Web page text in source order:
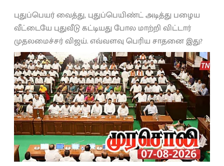
புதுப்பெயர் வைத்து, புதுப்பெயிண்ட் அடித்து பழைய
வீட்டையே புதுவீடு கட்டியது போல மாற்றி விட்டார்
முதலமைச்சர் விஜய். எவ்வளவு பெரிய சாதனை இது?